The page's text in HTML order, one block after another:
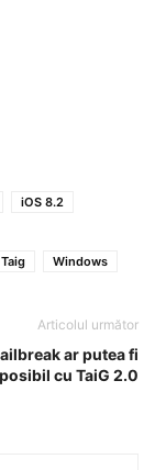
iOS 8.2
Taig Windows
Articolul următor
ar putea fi
posibil cu TaiG 2.0